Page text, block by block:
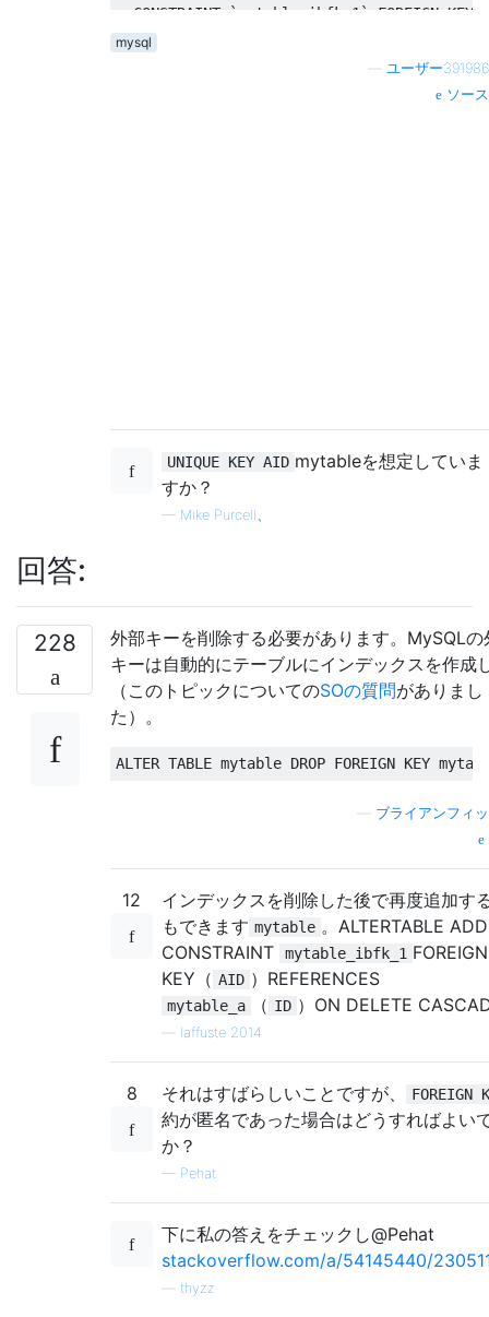
CONSTRAINT
` mytable_ibfk_1 ` FOREIGN KEY
CONSTRAINT
CONSTRAINT
FOREIGN KEY
mysql
ユーザー391986
ソース
UNIQUE KEY AID mytableを想定していま
すか？
— Mike Purcell、
回答:
228
外部キーを削除する必要があります。MySQLの
キーは自動的にテーブルにインデックスを作成
（このトピックについてのSOの質問がありまし
た）。
ALTER TABLE mytable DROP FOREIGN KEY
ブライアンフィ
12
インデックスを削除した後で再度追加す
もできます mytable 。ALTERTABLE ADD
CONSTRAINT
mytable_ibfk_1 FOREIGN
KEY（ AID ）REFERENCES
mytable_a （ ID ）ON DELETE
laffuste 2014
8 それはすばらしいことですが、 FOREIGN
約が匿名であった場合はどうすればよい
か？
— Pehat
下に私の答えをチェックし@Pehat
stackoverflow.com/a/54145440/
thyzz